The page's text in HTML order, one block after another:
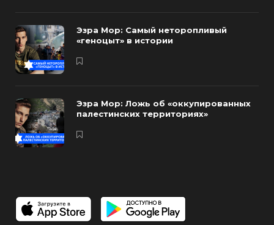
Эзра Мор: Самый неторопливый
«геноцыт» в истории
Эзра Мор: Ложь об «оккупированных
палестинских территориях»